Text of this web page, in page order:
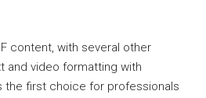
content, with several other
and video formatting with
the first choice for professionals